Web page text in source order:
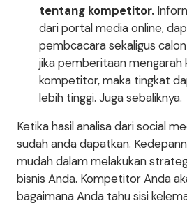
tentang kompetitor.
dari portal media online,
pembcacara sekaligus
jika pemberitaan mengarah
kompetitor, maka tingkat
lebih tinggi. Juga sebaliknya.
Ketika hasil analisa dari social
sudah anda dapatkan.
mudah dalam melakukan
bisnis Anda. Kompetitor Anda
bagaimana Anda tahu sisi